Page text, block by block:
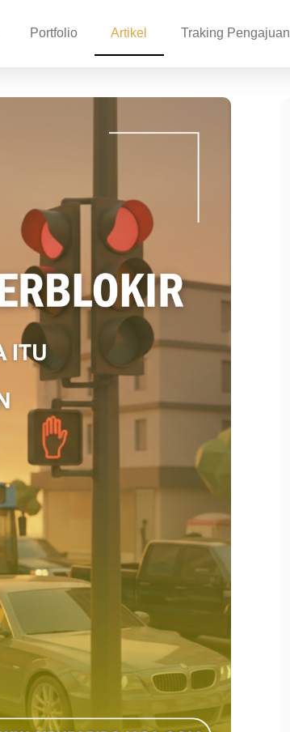
Portfolio Artikel Traking Pengajuan